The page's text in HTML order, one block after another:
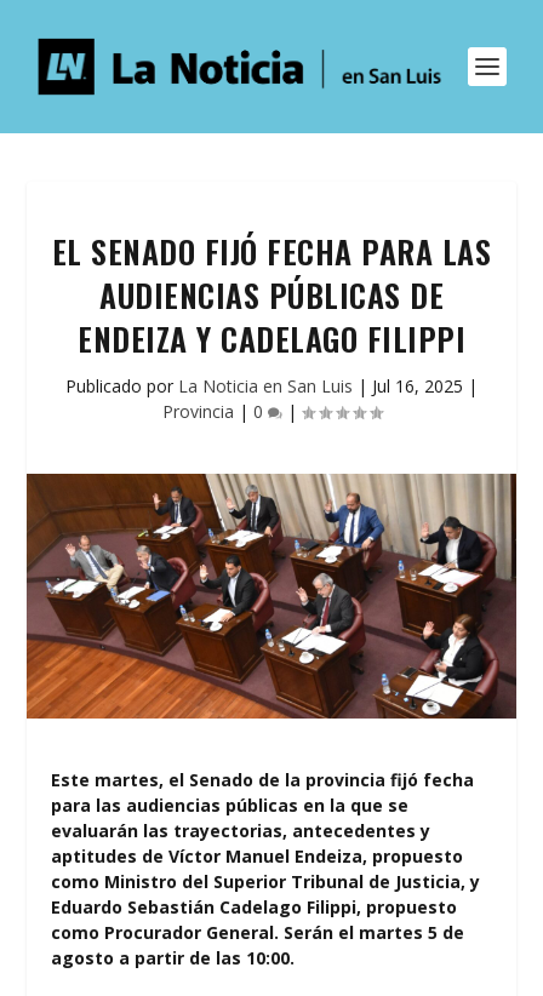
EL SENADO FIJÓ FECHA PARA LAS
AUDIENCIAS PÚBLICAS DE
ENDEIZA Y CADELAGO FILIPPI
Publicado por La Noticia en San Luis | Jul 16, 2025 |
Provincia | 0 |
Este martes, el Senado de la provincia fijó fecha
para las audiencias públicas en la que se
evaluarán las trayectorias, antecedentes y
aptitudes de Víctor Manuel Endeiza, propuesto
como Ministro del Superior Tribunal de Justicia, y
Eduardo Sebastián Cadelago Filippi, propuesto
como Procurador General. Serán el martes 5 de
agosto a partir de las 10:00.